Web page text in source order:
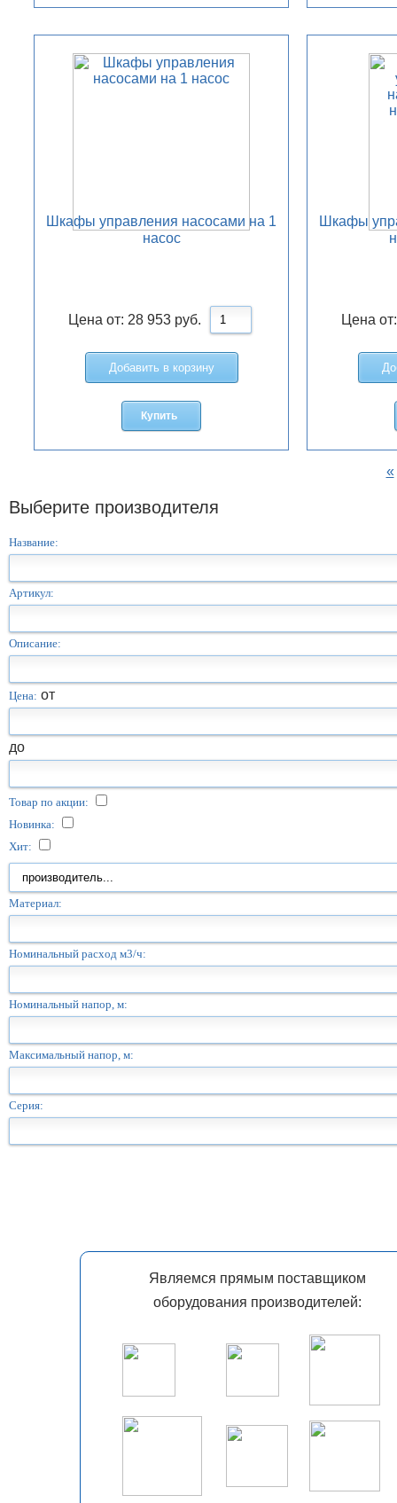
Выберите производителя
Название:
Артикул:
Описание:
Цена: от
до
Товар по акции:
Новинка:
Хит:
Материал:
Номинальный расход м3/ч:
Номинальный напор, м:
Максимальный напор, м:
Серия:
Шкафы управления насосами на 1
насос
Цена от: 28 953 руб.
Добавить в корзину
Купить
Шкафы
Цена
«
Являемся прямым поставщиком
оборудования производителей: